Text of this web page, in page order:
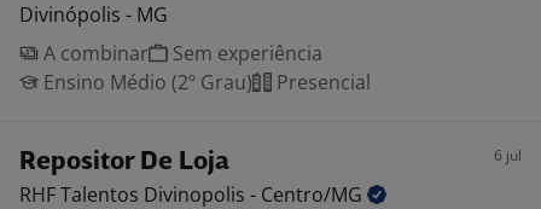
Divinópolis - MG
A combinar
Sem experiência
Ensino Médio (2º Grau)
Presencial
Repositor De Loja 6 jul
RHF Talentos Divinopolis - Centro/MG